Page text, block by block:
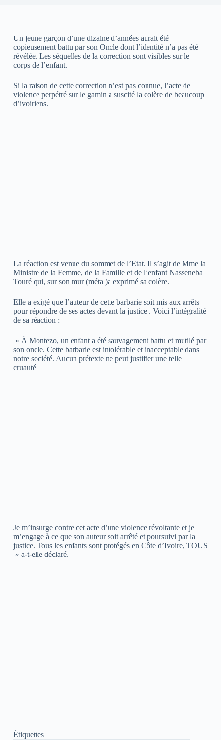
Un jeune garçon d’une dizaine d’années aurait été
copieusement battu par son Oncle dont l’identité n’a pas été
révélée. Les séquelles de la correction sont visibles sur le
corps de l’enfant.
Si la raison de cette correction n’est pas connue, l’acte de
violence perpétré sur le gamin a suscité la colère de beaucoup
d’ivoiriens.
La réaction est venue du sommet de l’Etat. Il s’agit de Mme la
Ministre de la Femme, de la Famille et de l’enfant Nasseneba
Touré qui, sur son mur (méta )a exprimé sa colère.
Elle a exigé que l’auteur de cette barbarie soit mis aux arrêts
pour répondre de ses actes devant la justice . Voici l’intégralité
de sa réaction :
» À Montezo, un enfant a été sauvagement battu et mutilé par
son oncle. Cette barbarie est intolérable et inacceptable dans
notre société. Aucun prétexte ne peut justifier une telle
cruauté.
Je m’insurge contre cet acte d’une violence révoltante et je
m’engage à ce que son auteur soit arrêté et poursuivi par la
justice. Tous les enfants sont protégés en Côte d’Ivoire, TOUS
» a-t-elle déclaré.
Étiquettes